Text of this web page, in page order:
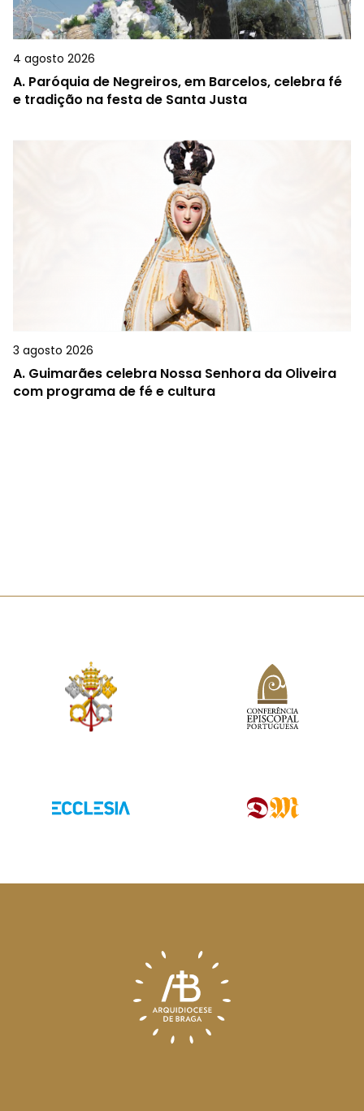
4 agosto 2026
A. Paróquia de Negreiros, em Barcelos, celebra fé
e tradição na festa de Santa Justa
3 agosto 2026
A. Guimarães celebra Nossa Senhora da Oliveira
com programa de fé e cultura